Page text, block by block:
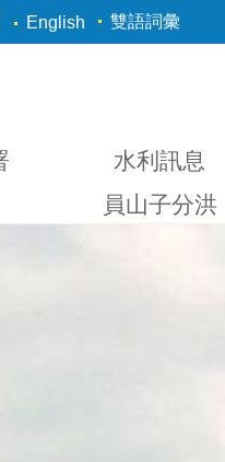
English 雙語詞彙
水利訊息
員山子分洪